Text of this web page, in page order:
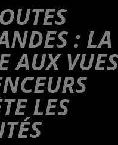
: LA
AUX
LES